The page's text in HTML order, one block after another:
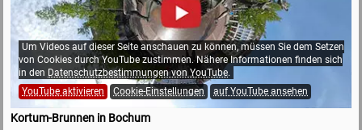
Um Videos auf dieser Seite anschauen zu können, müssen Sie dem Setzen
von Cookies durch YouTube zustimmen. Nähere Informationen finden sich
in den Datenschutzbestimmungen von YouTube.
YouTube aktivieren
Cookie-Einstellungen auf YouTube ansehen
Kortum-Brunnen in Bochum